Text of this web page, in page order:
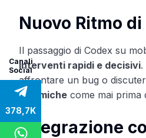
Canali
Social
378,7K
Nuovo Ritmo
Il passaggio di Codex su
interventi rapidi e decisivi.
affrontare un bug o
dinamiche come mai prima
Integrazione